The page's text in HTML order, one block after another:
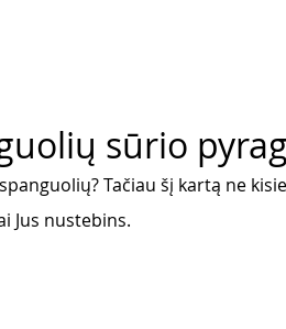
sūrio
Tačiau šį kartą ne
Jus nustebins.